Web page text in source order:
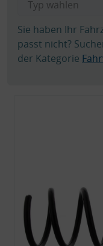
Sie haben Ihr
passt nicht?
der Kategorie